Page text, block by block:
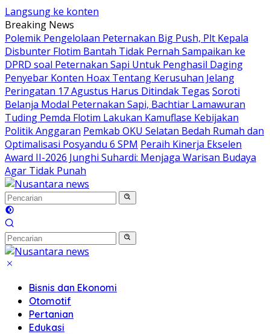
Langsung ke konten
Breaking News
Polemik Pengelolaan Peternakan Big Push, Plt Kepala
Disbunter Flotim Bantah Tidak Pernah Sampaikan ke
DPRD soal Peternakan Sapi Untuk Penghasil Daging
Penyebar Konten Hoax Tentang Kerusuhan Jelang
Peringatan 17 Agustus Harus Ditindak Tegas Soroti
Belanja Modal Peternakan Sapi, Bachtiar Lamawuran
Tuding Pemda Flotim Lakukan Kamuflase Kebijakan
Politik Anggaran Pemkab OKU Selatan Bedah Rumah dan
Optimalisasi Posyandu 6 SPM Peraih Kinerja Ekselen
Award II-2026 Junghi Suhardi: Menjaga Warisan Budaya
Agar Tidak Punah
Bisnis dan Ekonomi
Otomotif
Pertanian
Edukasi